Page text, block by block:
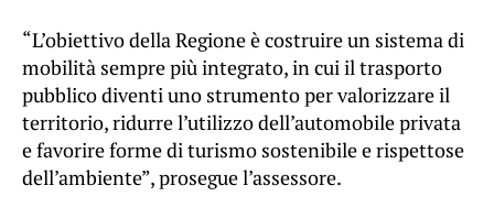
“L’obiettivo della Regione è costruire un sistema di
mobilità sempre più integrato, in cui il trasporto
pubblico diventi uno strumento per valorizzare il
territorio, ridurre l’utilizzo dell’automobile privata
e favorire forme di turismo sostenibile e rispettose
dell’ambiente”, prosegue l’assessore.